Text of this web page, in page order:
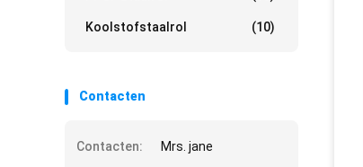
Koolstofstaalrol (10)
Contacten
Contacten:
Mrs. jane